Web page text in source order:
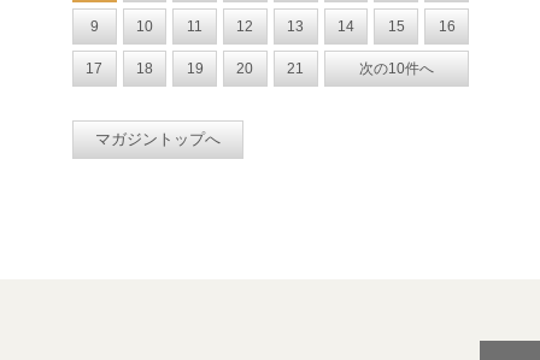
9 10 11 12 13 14 15 16
17 18 19 20 21 次の10件へ
マガジントップへ